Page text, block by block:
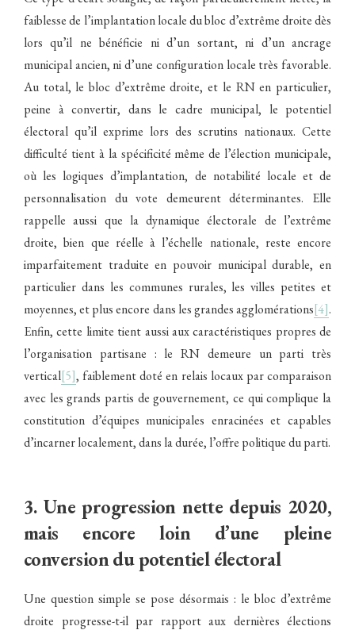
faiblesse de l’implantation locale du bloc d’extrême droite dès
lors qu’il ne bénéficie ni d’un sortant, ni d’un ancrage
municipal ancien, ni d’une configuration locale très favorable.
Au total, le bloc d’extrême droite, et le RN en particulier,
peine à convertir, dans le cadre municipal, le potentiel
électoral qu’il exprime lors des scrutins nationaux. Cette
difficulté tient à la spécificité même de l’élection municipale,
où les logiques d’implantation, de notabilité locale et de
personnalisation du vote demeurent déterminantes. Elle
rappelle aussi que la dynamique électorale de l’extrême
droite, bien que réelle à l’échelle nationale, reste encore
imparfaitement traduite en pouvoir municipal durable, en
particulier dans les communes rurales, les villes petites et
moyennes, et plus encore dans les grandes agglomérations[4].
Enfin, cette limite tient aussi aux caractéristiques propres de
l’organisation partisane : le RN demeure un parti très
vertical[5], faiblement doté en relais locaux par comparaison
avec les grands partis de gouvernement, ce qui complique la
constitution d’équipes municipales enracinées et capables
d’incarner localement, dans la durée, l’offre politique du parti.
3. Une progression nette depuis 2020,
mais encore loin d’une pleine
conversion du potentiel électoral
Une question simple se pose désormais : le bloc d’extrême
droite progresse-t-il par rapport aux dernières élections